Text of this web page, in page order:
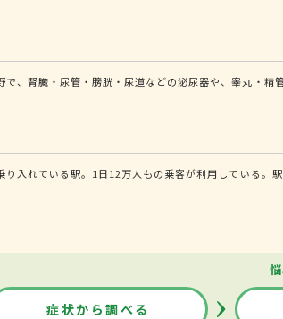
、腎臓・尿管・膀胱・尿道などの泌尿器や、睾丸・精
入れている駅。1日12万人もの乗客が利用している。
症状から調べる